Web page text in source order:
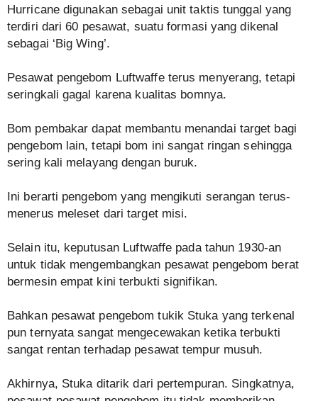
Hurricane digunakan sebagai unit taktis tunggal yang
terdiri dari 60 pesawat, suatu formasi yang dikenal
sebagai ‘Big Wing’.
Pesawat pengebom Luftwaffe terus menyerang, tetapi
seringkali gagal karena kualitas bomnya.
Bom pembakar dapat membantu menandai target bagi
pengebom lain, tetapi bom ini sangat ringan sehingga
sering kali melayang dengan buruk.
Ini berarti pengebom yang mengikuti serangan terus-
menerus meleset dari target misi.
Selain itu, keputusan Luftwaffe pada tahun 1930-an
untuk tidak mengembangkan pesawat pengebom berat
bermesin empat kini terbukti signifikan.
Bahkan pesawat pengebom tukik Stuka yang terkenal
pun ternyata sangat mengecewakan ketika terbukti
sangat rentan terhadap pesawat tempur musuh.
Akhirnya, Stuka ditarik dari pertempuran. Singkatnya,